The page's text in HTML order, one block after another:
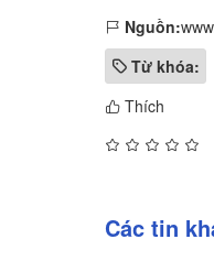
Nguồn:
Từ khóa:
Thích
Các tin